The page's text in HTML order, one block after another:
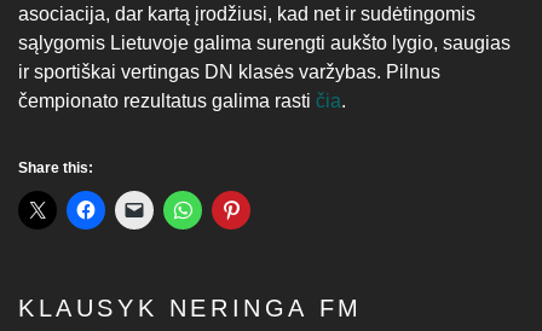
asociacija, dar kartą įrodžiusi, kad net ir sudėtingomis
sąlygomis Lietuvoje galima surengti aukšto lygio, saugias
ir sportiškai vertingas DN klasės varžybas. Pilnus
čempionato rezultatus galima rasti čia.
Share this:
KLAUSYK NERINGA FM